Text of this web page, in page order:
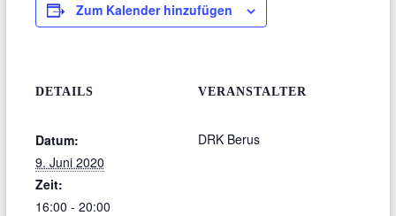
Zum Kalender hinzufügen
DETAILS
Datum:
9. Juni 2020
Zeit:
16:00 - 20:00
VERANSTALTER
DRK Berus